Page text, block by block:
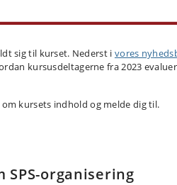
sig til kurset. Nederst i vores
kursusdeltagerne fra 2023
kursets indhold og melde dig til.
SPS-organisering